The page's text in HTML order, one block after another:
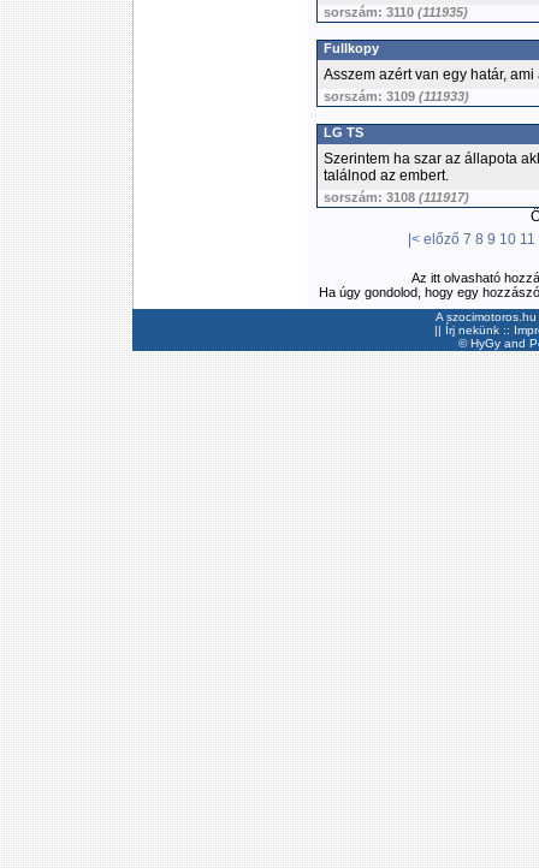
sorszám: 3110 (111935)
Fullkopy
Asszem azért van egy határ,
sorszám: 3109 (111933)
LG TS
Szerintem ha szar az állapota
találnod az embert.
sorszám: 3108 (111917)
|< előző 7 8 9 10 11
Az itt olvasható
Ha úgy gondolod, hogy egy
A
|| Írj nekünk ::
©HyGyand